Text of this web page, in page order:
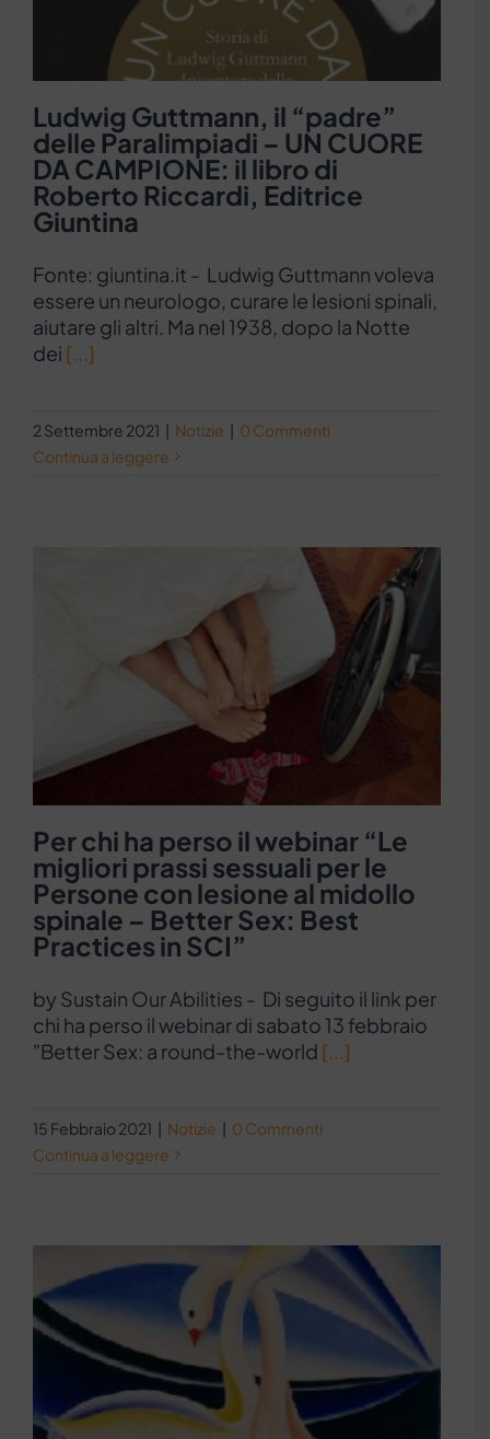
Ludwig Guttmann, il “padre”
delle Paralimpiadi – UN CUORE
DA CAMPIONE: il libro di
Roberto Riccardi, Editrice
Giuntina
Fonte: giuntina.it - Ludwig Guttmann voleva
essere un neurologo, curare le lesioni spinali,
aiutare gli altri. Ma nel 1938, dopo la Notte
dei [...]
2 Settembre 2021 Notizie
0 Commenti
Continua a leggere
Per chi ha perso il webinar “Le
migliori prassi sessuali per le
Persone con lesione al midollo
spinale – Better Sex: Best
Practices in SCI”
by Sustain Our Abilities - Di seguito il link per
chi ha perso il webinar di sabato 13 febbraio
"Better Sex: a round-the-world [...]
15 Febbraio 2021 | Notizie | 0 Commenti
Continua a leggere